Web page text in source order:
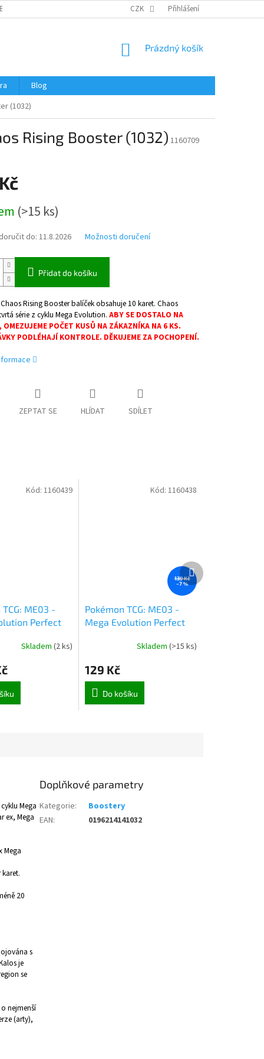
A NÁVODY OBCHODNÍ PODMÍNKY OCHRANA OSOBNÍCH
CZK Přihlášení
NÁKUPNÍ
Prázdný košík
Blog
(1032)
Rising Booster (1032) 1160709
(>15 ks)
do: 11.8.2026 Možnosti doručení
Přidat do košíku
Rising Booster balíček obsahuje 10 karet. Chaos
série z cyklu Mega Evolution. ABY SE DOSTALO NA
OMEZUJEME POČET KUSŮ NA ZÁKAZNÍKA NA 6 KS.
PODLÉHAJÍ KONTROLE. DĚKUJEME ZA POCHOPENÍ.
ZEPTAT SE HLÍDAT SDÍLET
ME03 -
Perfect
Skladem(2 ks)
Kód:1160439
139 Kč
–7 %
Pokémon TCG: ME03 -
Mega Evolution Perfect
Skladem (>15 ks)
129 Kč
Do košíku
Kód: 1160438
Další
produkt
Mega
ex, Mega
Mega
20
s
je
se
nejmenší
(arty),
Doplňkové parametry
Kategorie:
Boostery
EAN: 0196214141032